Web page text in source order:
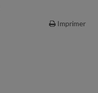
Imprimer